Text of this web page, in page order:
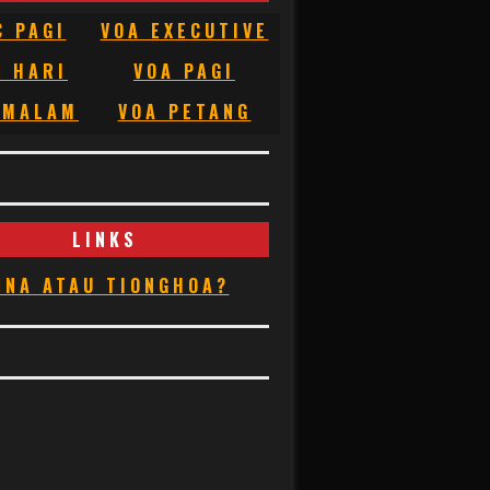
PAGI
VOA EXECUTIVE
HARI
VOA PAGI
VOA PETANG
LINKS
ATAU TIONGHOA?